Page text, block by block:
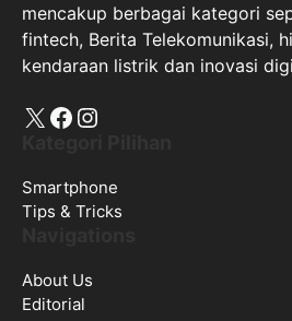
mencakup berbagai kategori
fintech, Berita Telekomunikasi,
kendaraan listrik dan inovasi
X Facebook
Instagram
Smartphone
Tips & Tricks
About Us
Editorial